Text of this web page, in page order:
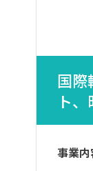
国際
ト
事業内